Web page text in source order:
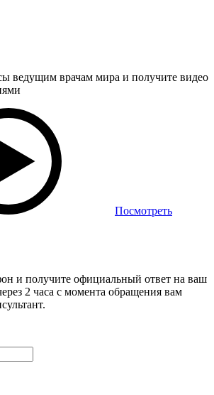
ведущим врачам мира и получите видео
Посмотреть
и получите официальный ответ на ваш
2 часа с момента обращения вам